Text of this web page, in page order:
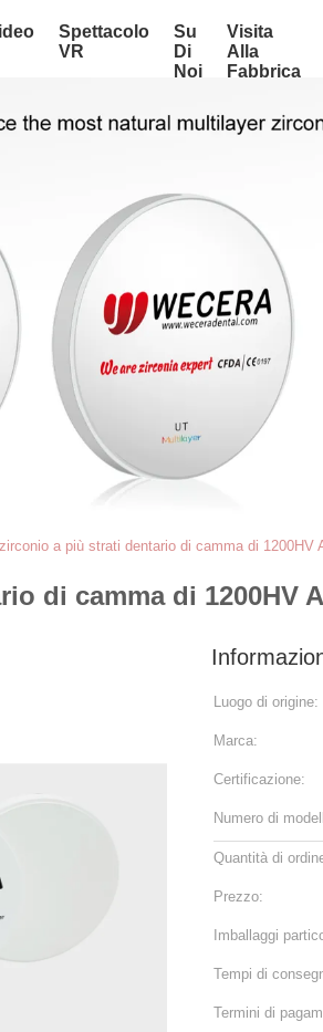
Spettacolo
VR
Su
Di
Noi
Visita
Alla
Fabbrica
zirconio a più strati dentario di camma di
di camma di 1200HV
Luogo di origine:
Marca:
Certificazione:
Numero di
Quantità di
Prezzo:
Imballaggi
Tempi di
Termini di